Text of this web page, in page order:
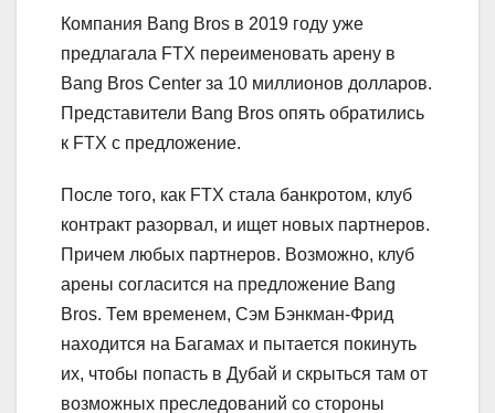
Компания Bang Bros в 2019 году уже
предлагала FTX переименовать арену в
Bang Bros Center за 10 миллионов долларов.
Представители Bang Bros опять обратились
к FTX с предложение.
После того, как FTX стала банкротом, клуб
контракт разорвал, и ищет новых партнеров.
Причем любых партнеров. Возможно, клуб
арены согласится на предложение Bang
Bros. Тем временем, Сэм Бэнкман-Фрид
находится на Багамах и пытается покинуть
их, чтобы попасть в Дубай и скрыться там от
возможных преследований со стороны